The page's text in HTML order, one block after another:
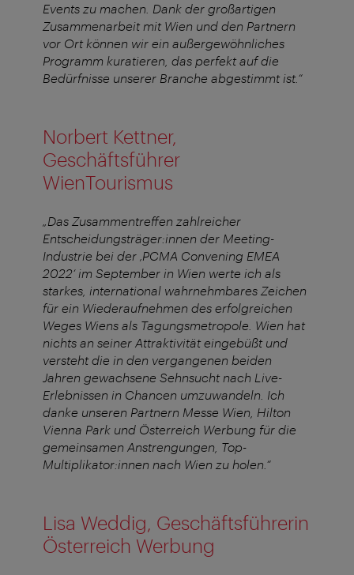
Events zu machen. Dank der großartigen
Zusammenarbeit mit Wien und den Partnern
vor Ort können wir ein außergewöhnliches
Programm kuratieren, das perfekt auf die
Bedürfnisse unserer Branche abgestimmt ist.“
Norbert Kettner,
Geschäftsführer
WienTourismus
„Das Zusammentreffen zahlreicher
Entscheidungsträger:innen der Meeting-
Industrie bei der ‚PCMA Convening EMEA
2022‘ im September in Wien werte ich als
starkes, international wahrnehmbares Zeichen
für ein Wiederaufnehmen des erfolgreichen
Weges Wiens als Tagungsmetropole. Wien hat
nichts an seiner Attraktivität eingebüßt und
versteht die in den vergangenen beiden
Jahren gewachsene Sehnsucht nach Live-
Erlebnissen in Chancen umzuwandeln. Ich
danke unseren Partnern Messe Wien, Hilton
Vienna Park und Österreich Werbung für die
gemeinsamen Anstrengungen, Top-
Multiplikator:innen nach Wien zu holen.“
Lisa Weddig, Geschäftsführerin
Österreich Werbung